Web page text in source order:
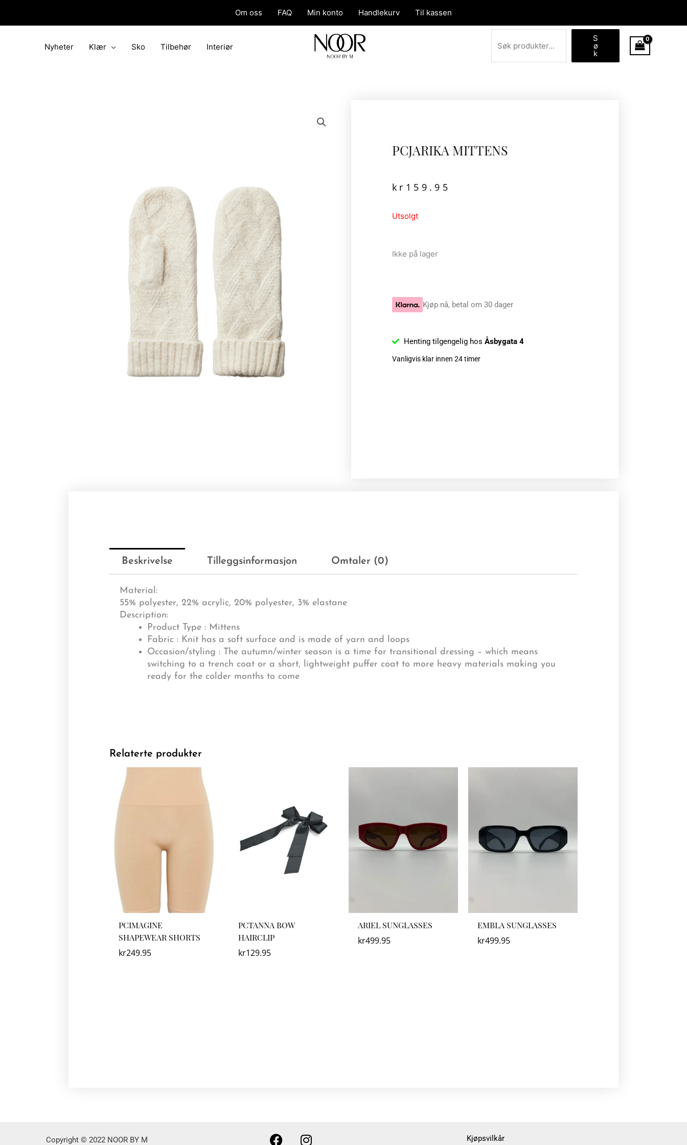
Om oss FAQ Min konto Handlekurv Til kassen
Nyheter Klær Sko Tilbehør Interiør
Søk
S
ø
k
PCJARIKA MITTENS
kr 159.95
Utsolgt
Ikke på lager
Kjøp nå, betal om 30 dager
Henting tilgengelig hos Åsbygata 4
Vanligvis klar innen 24 timer
Beskrivelse Tilleggsinformasjon Omtaler (0)
Material:
55% polyester, 22% acrylic, 20% polyester, 3% elastane
Description:
Product Type : Mittens
Fabric : Knit has a soft surface and is made of yarn and loops
Occasion/styling : The autumn/winter season is a time for transitional dressing – which means
switching to a trench coat or a short, lightweight puffer coat to more heavy materials making you
ready for the colder months to come
Relaterte produkter
PCIMAGINE
SHAPEWEAR SHORTS
kr249.95
PCTANNA BOW
HAIRCLIP
kr129.95
ARIEL SUNGLASSES
kr499.95
EMBLA SUNGLASSES
kr499.95
Copyright © 2022 NOOR BY M
F
I
Kjøpsvilkår